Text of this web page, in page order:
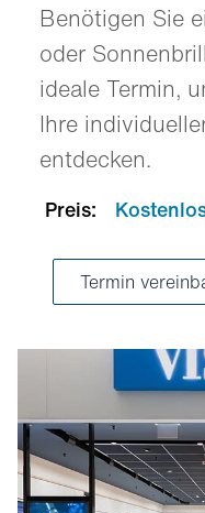
Benötigen Sie
oder
ideale Termin,
Ihre
entdecken.
Preis:
Termin